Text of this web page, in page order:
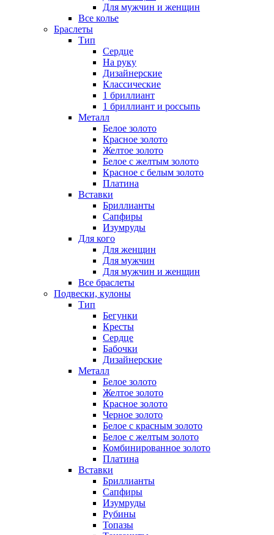
Для мужчин и женщин
Все колье
Браслеты
Тип
Сердце
На руку
Дизайнерские
Классические
1 бриллиант
1 бриллиант и россыпь
Металл
Белое золото
Красное золото
Желтое золото
Белое с желтым золото
Красное с белым золото
Платина
Вставки
Бриллианты
Сапфиры
Изумруды
Для кого
Для женщин
Для мужчин
Для мужчин и женщин
Все браслеты
Подвески, кулоны
Тип
Бегунки
Кресты
Сердце
Бабочки
Дизайнерские
Металл
Белое золото
Желтое золото
Красное золото
Черное золото
Белое с красным золото
Белое с желтым золото
Комбинированное золото
Платина
Вставки
Бриллианты
Сапфиры
Изумруды
Рубины
Топазы